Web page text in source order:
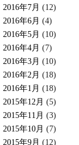
2016年7月 (12)
2016年6月 (4)
2016年5月 (10)
2016年4月 (7)
2016年3月 (10)
2016年2月 (18)
2016年1月 (18)
2015年12月 (5)
2015年11月 (3)
2015年10月 (7)
2015年9月 (12)